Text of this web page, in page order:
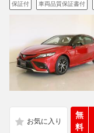
保証付 車両品質保証書付
無
料